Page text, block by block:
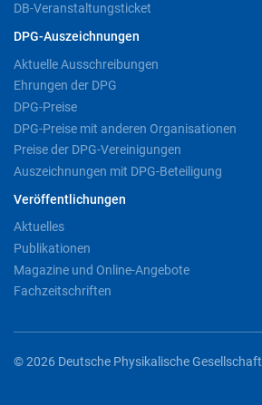
DB-Veranstaltungsticket
DPG-Auszeichnungen
Aktuelle Ausschreibungen
Ehrungen der DPG
DPG-Preise
DPG-Preise mit anderen Organisationen
Preise der DPG-Vereinigungen
Auszeichnungen mit DPG-Beteiligung
Veröffentlichungen
Aktuelles
Publikationen
Magazine und Online-Angebote
Fachzeitschriften
© 2026 Deutsche Physikalische Gesellschaft